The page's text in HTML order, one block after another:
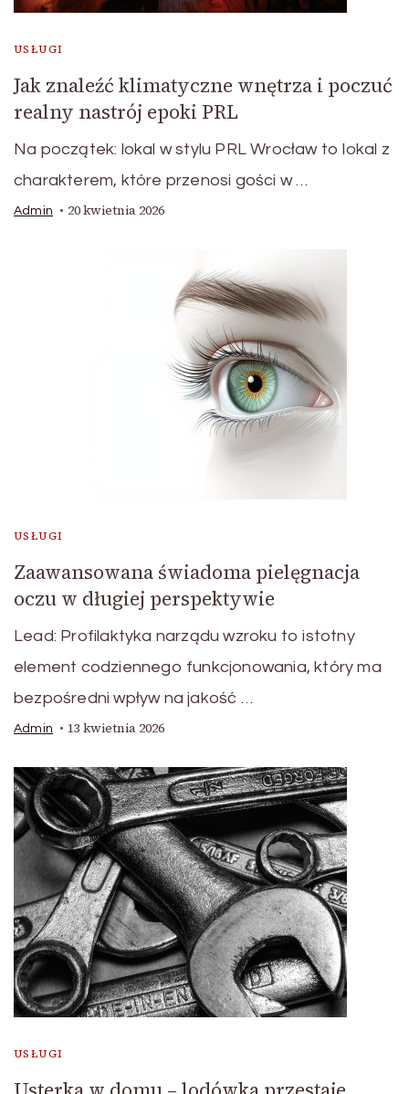
USŁUGI
Jak znaleźć klimatyczne wnętrza i poczuć
realny nastrój epoki PRL
Na początek: lokal w stylu PRL Wrocław to lokal z
charakterem, które przenosi gości w …
Admin 20 kwietnia 2026
USŁUGI
Zaawansowana świadoma pielęgnacja
oczu w długiej perspektywie
Lead: Profilaktyka narządu wzroku to istotny
element codziennego funkcjonowania, który ma
bezpośredni wpływ na jakość …
Admin 13 kwietnia 2026
USŁUGI